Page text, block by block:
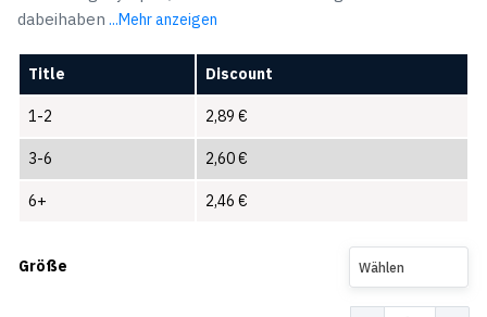
dabeihaben ...Mehr anzeigen
Title Discount
1-2 2,89 €
3-6 2,60€
6+ 2,46 €
Größe Wählen